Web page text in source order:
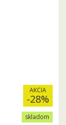
AKCIA
-28%
skladom